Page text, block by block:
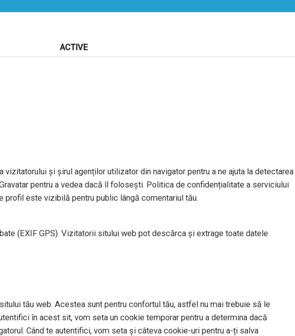
ACTIVE
și șirul agenților utilizator din navigator pentru a ne ajuta la detectarea
pentru a vedea dacă îl folosești. Politica de confidențialitate a serviciului
este vizibilă pentru public lângă comentariul tău.
(EXIF GPS). Vizitatorii sitului web pot descărca și extrage toate datele
tău web. Acestea sunt pentru confortul tău, astfel nu mai trebuie să le
în acest sit, vom seta un cookie temporar pentru a determina dacă
Când te autentifici, vom seta și câteva cookie-uri pentru a-ți salva